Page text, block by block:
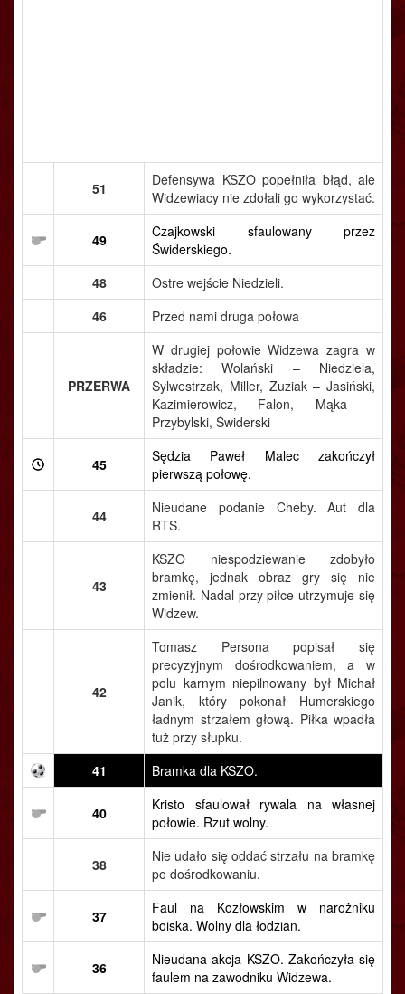
51
Defensywa KSZO popełniła błąd, ale
Widzewiacy nie zdołali go wykorzystać.
49
Czajkowski sfaulowany przez
Świderskiego.
48
Ostre wejście Niedzieli.
46
Przed nami druga połowa
PRZERWA
W drugiej połowie Widzewa zagra w
składzie: Wolański – Niedziela,
Sylwestrzak, Miller, Zuziak – Jasiński,
Kazimierowicz, Falon, Mąka –
Przybylski, Świderski
45
Sędzia Paweł Malec zakończył
pierwszą połowę.
44
Nieudane podanie Cheby. Aut dla
RTS.
43
KSZO niespodziewanie zdobyło
bramkę, jednak obraz gry się nie
zmienił. Nadal przy piłce utrzymuje się
Widzew.
42
Tomasz Persona popisał się
precyzyjnym dośrodkowaniem, a w
polu karnym niepilnowany był Michał
Janik, który pokonał Humerskiego
ładnym strzałem głową. Piłka wpadła
tuż przy słupku.
41
Bramka dla KSZO.
40
Kristo sfaulował rywala na własnej
połowie. Rzut wolny.
38
Nie udało się oddać strzału na bramkę
po dośrodkowaniu.
37
Faul na Kozłowskim w narożniku
boiska. Wolny dla łodzian.
36
Nieudana akcja KSZO. Zakończyła się
faulem na zawodniku Widzewa.